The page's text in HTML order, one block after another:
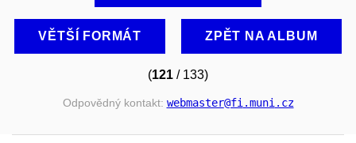
VĚTŠÍ FORMÁT ZPĚT NA ALBUM
(121 / 133)
Odpovědný kontakt: webmaster@fi.muni.cz